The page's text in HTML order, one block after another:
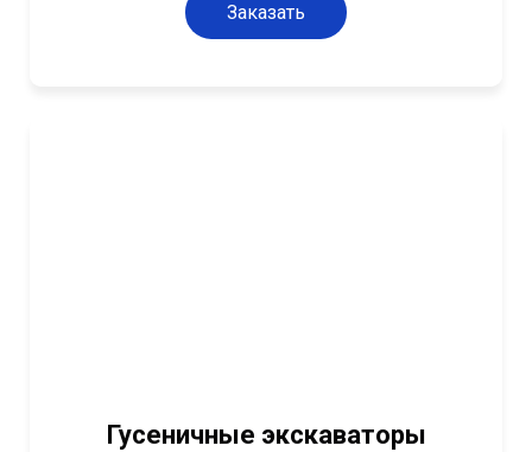
Заказать
Гусеничные экскаваторы